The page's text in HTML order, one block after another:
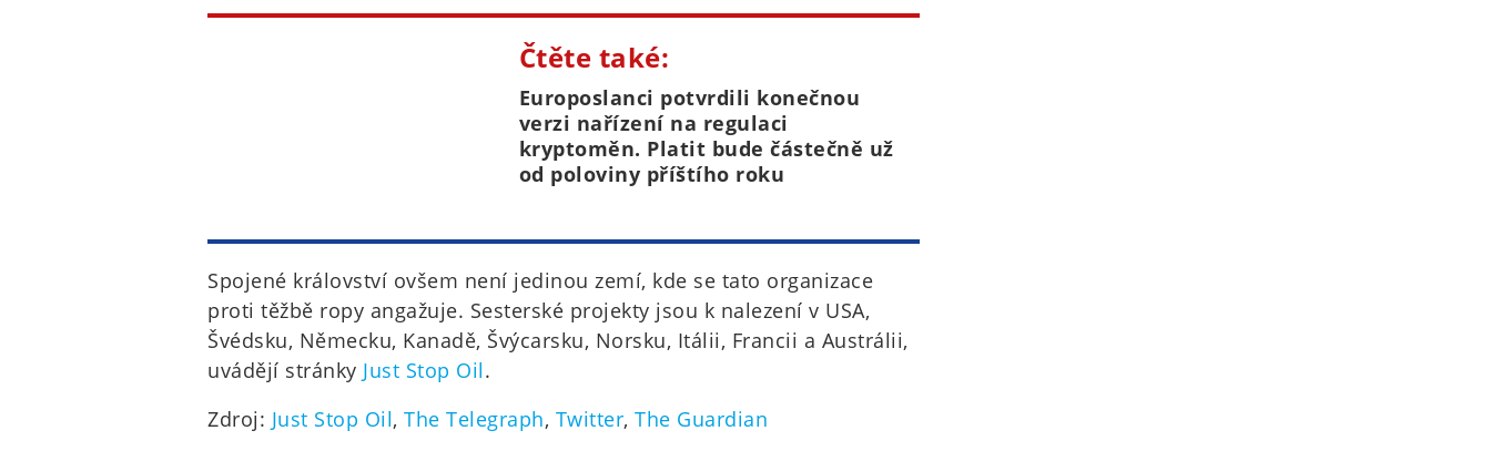
Čtěte také:
Europoslanci potvrdili konečnou
verzi nařízení na regulaci
kryptoměn. Platit bude částečně už
od poloviny příštího roku
Spojené království ovšem není jedinou zemí, kde se tato organizace
proti těžbě ropy angažuje. Sesterské projekty jsou k nalezení v USA,
Švédsku, Německu, Kanadě, Švýcarsku, Norsku, Itálii, Francii a Austrálii,
uvádějí stránky Just Stop Oil.
Zdroj: Just Stop Oil, The Telegraph, Twitter, The Guardian